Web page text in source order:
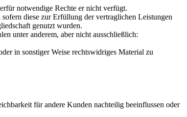
notwendige Rechte er nicht verfügt.
diese zur Erfüllung der vertraglichen Leistungen
genutzt wurden.
unter anderem, aber nicht ausschließlich:
in sonstiger Weise rechtswidriges Material zu
für andere Kunden nachteilig beeinflussen oder